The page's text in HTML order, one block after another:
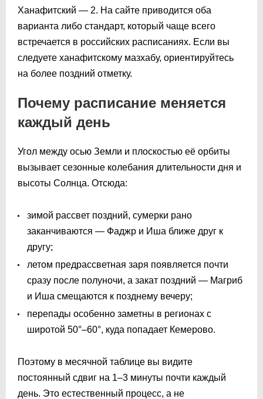
Ханафитский — 2. На сайте приводится оба
варианта либо стандарт, который чаще всего
встречается в российских расписаниях. Если вы
следуете ханафитскому мазхабу, ориентируйтесь
на более поздний отметку.
Почему расписание меняется
каждый день
Угол между осью Земли и плоскостью её орбиты
вызывает сезонные колебания длительности дня и
высоты Солнца. Отсюда:
зимой рассвет поздний, сумерки рано
заканчиваются — Фаджр и Иша ближе друг к
другу;
летом предрассветная заря появляется почти
сразу после полуночи, а закат поздний — Магриб
и Иша смещаются к позднему вечеру;
перепады особенно заметны в регионах с
широтой 50°–60°, куда попадает Кемерово.
Поэтому в месячной таблице вы видите
постоянный сдвиг на 1–3 минуты почти каждый
день. Это естественный процесс, а не